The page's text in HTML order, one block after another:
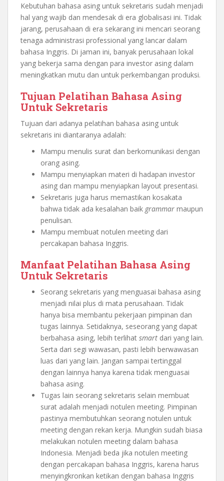
Kebutuhan bahasa asing untuk sekretaris sudah menjadi
hal yang wajib dan mendesak di era globalisasi ini. Tidak
jarang, perusahaan di era sekarang ini mencari seorang
tenaga administrasi professional yang lancar dalam
bahasa Inggris. Di jaman ini, banyak perusahaan lokal
yang bekerja sama dengan para investor asing dalam
meningkatkan mutu dan untuk perkembangan produksi.
Tujuan Pelatihan Bahasa Asing
Untuk Sekretaris
Tujuan dari adanya pelatihan bahasa asing untuk
sekretaris ini diantaranya adalah:
Mampu menulis surat dan berkomunikasi dengan
orang asing.
Mampu menyiapkan materi di hadapan investor
asing dan mampu menyiapkan layout presentasi.
Sekretaris juga harus memastikan kosakata
bahwa tidak ada kesalahan baik grammar maupun
penulisan.
Mampu membuat notulen meeting dari
percakapan bahasa Inggris.
Manfaat Pelatihan Bahasa Asing
Untuk Sekretaris
Seorang sekretaris yang menguasai bahasa asing
menjadi nilai plus di mata perusahaan. Tidak
hanya bisa membantu pekerjaan pimpinan dan
tugas lainnya. Setidaknya, seseorang yang dapat
berbahasa asing, lebih terlihat smart dari yang lain.
Serta dari segi wawasan, pasti lebih berwawasan
luas dari yang lain. Jangan sampai tertinggal
dengan lainnya hanya karena tidak menguasai
bahasa asing.
Tugas lain seorang sekretaris selain membuat
surat adalah menjadi notulen meeting. Pimpinan
pastinya membutuhkan seorang notulen untuk
meeting dengan rekan kerja. Mungkin sudah biasa
melakukan notulen meeting dalam bahasa
Indonesia. Menjadi beda jika notulen meeting
dengan percakapan bahasa Inggris, karena harus
menyingkronkan ketikan dengan bahasa Inggris